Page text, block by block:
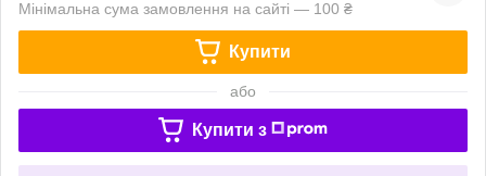
Мінімальна сума замовлення на сайті — 100 ₴
Купити
або
Купити з